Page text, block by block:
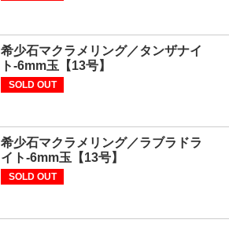
希少石マクラメリング／タンザナイ
ト-6mm玉【13号】
SOLD OUT
希少石マクラメリング／ラブラドラ
イト-6mm玉【13号】
SOLD OUT